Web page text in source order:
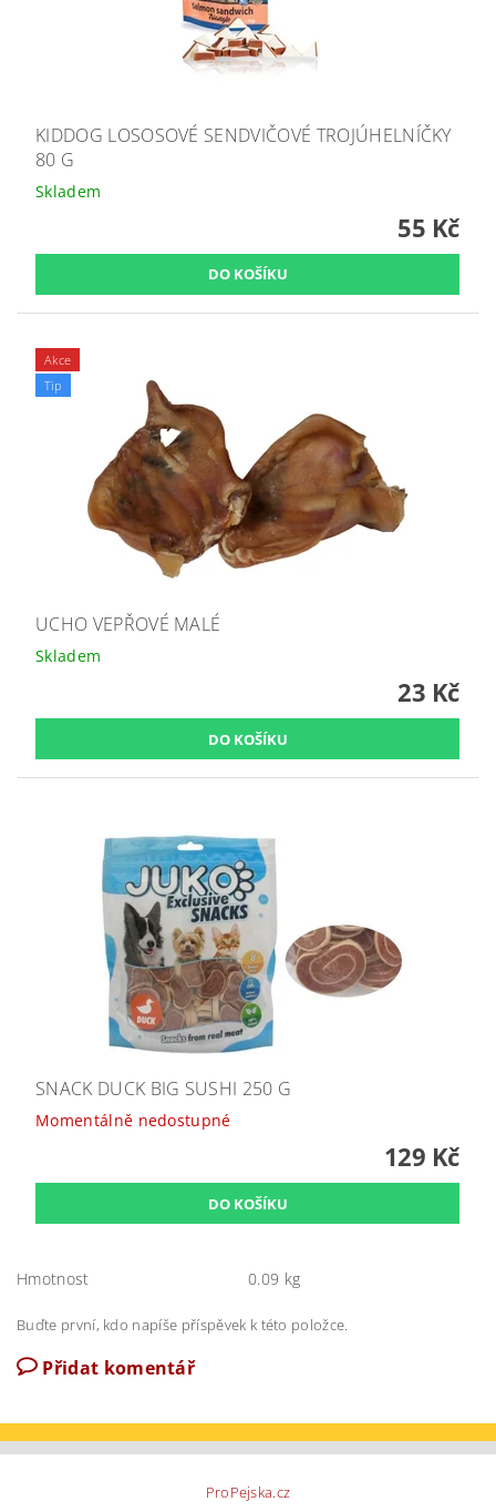
KIDDOG LOSOSOVÉ SENDVIČOVÉ TROJÚHELNÍČKY
80 G
Skladem
55 Kč
Akce
Tip
UCHO VEPŘOVÉ MALÉ
Skladem
23 Kč
SNACK DUCK BIG SUSHI 250 G
Momentálně nedostupné
129 Kč
Hmotnost 0.09 kg
Buďte první, kdo napíše příspěvek k této položce.
Přidat komentář
ProPejska.cz